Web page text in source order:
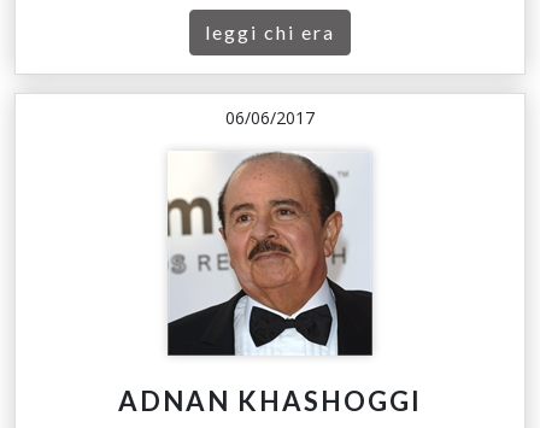
leggi chi era
06/06/2017
ADNAN KHASHOGGI